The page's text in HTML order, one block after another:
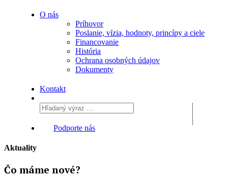
O nás
Príhovor
Poslanie, vízia, hodnoty, princípy a ciele
Financovanie
História
Ochrana osobných údajov
Dokumenty
Kontakt
Podporte nás
Aktuality
Čo máme nové?